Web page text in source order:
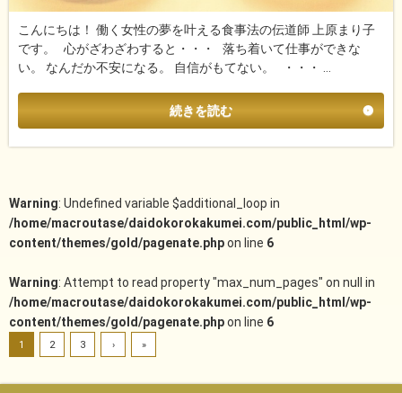
こんにちは！ 働く女性の夢を叶える食事法の伝道師 上原まり子
です。 心がざわざわすると・・・ 落ち着いて仕事ができな
い。 なんだか不安になる。 自信がもてない。 ・・・ …
続きを読む
Warning: Undefined variable $additional_loop in
/home/macroutase/daidokorokakumei.com/public_html/wp-
content/themes/gold/pagenate.phpon line 6
Warning: Attempt to read property "max_num_pages" on null in
/home/macroutase/daidokorokakumei.com/public_html/wp-
content/themes/gold/pagenate.phpon line 6
1 2 3 › »